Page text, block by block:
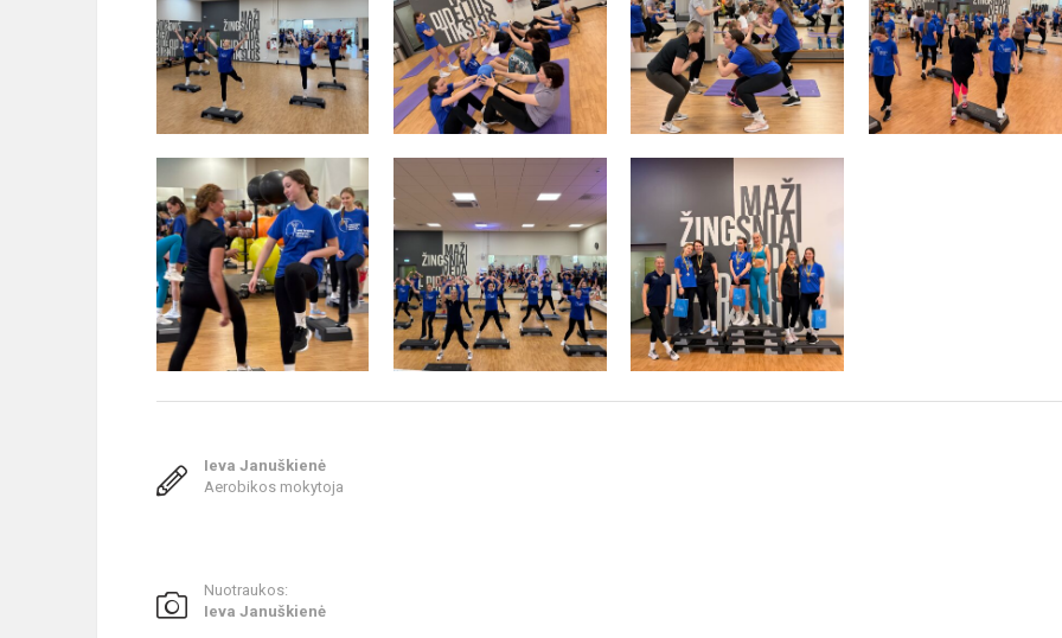
Ieva Januškienė
Aerobikos mokytoja
Nuotraukos:
Ieva Januškienė